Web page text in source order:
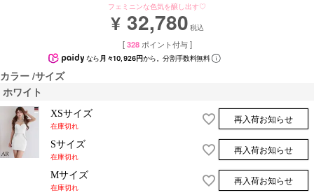
フェミニンな色気を醸し出す♡
¥ 32,780 税込
[ 328 ポイント付与 ]
なら 月々10,926円から。分割手数料無料
カラー サイズ
ホワイト
XSサイズ
在庫切れ
再入荷お知らせ
Sサイズ
在庫切れ
再入荷お知らせ
Mサイズ
在庫切れ
再入荷お知らせ